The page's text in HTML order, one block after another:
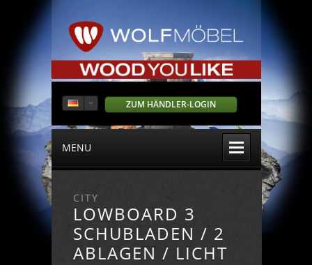
ZUM HÄNDLER-LOGIN
MENU
CITY
LOWBOARD 3
SCHUBLADEN / 2
ABLAGEN / LICHT